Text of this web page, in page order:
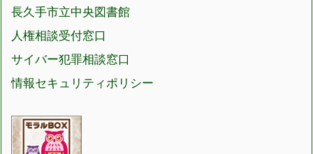
長久手市立中央図書館
人権相談受付窓口
サイバー犯罪相談窓口
情報セキュリティポリシー